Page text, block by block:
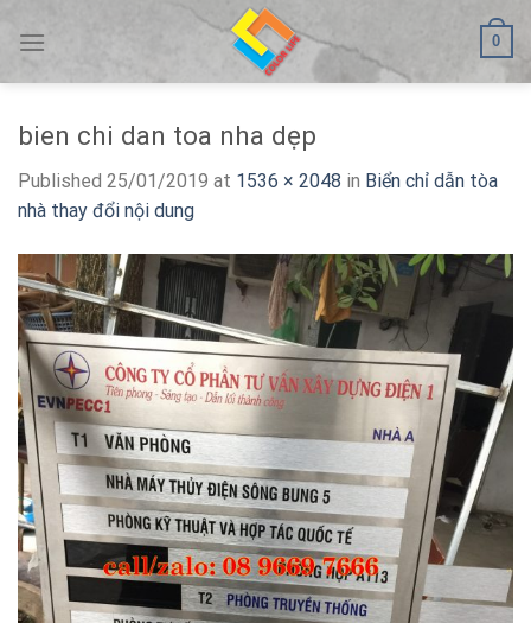
0
bien chi dan toa nha dẹp
Published 25/01/2019 at 1536 × 2048 in Biển chỉ dẫn tòa
nhà thay đổi nội dung